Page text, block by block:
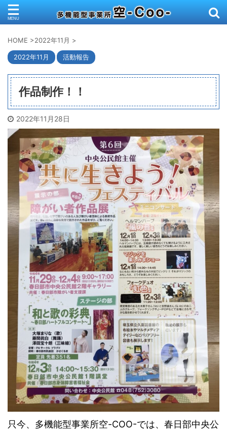
HOME >2022年11月 >
2022年11月 活動報告
作品制作！！
2022年11月28日
只今、多機能型事業所空-COO-では、春日部中央公